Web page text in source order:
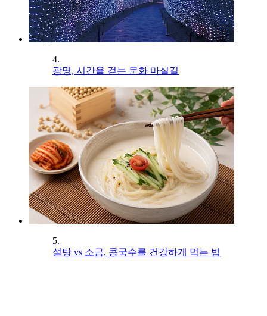
4.
광명, 시간을 걷는 문화 마실길
5.
설탕 vs 소금, 콩국수를 건강하게 먹는 법